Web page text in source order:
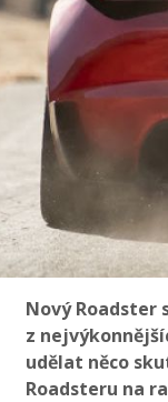
Nový Roadster
z
udělat něco
Roadsteru na